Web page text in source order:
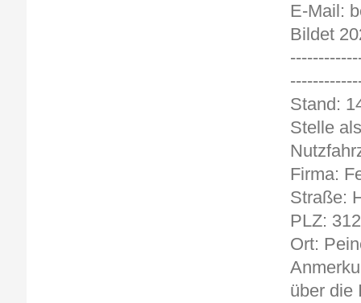
E-Mail:
Bildet
Stelle
Firma:
Straße:
PLZ:
Ort:
über die